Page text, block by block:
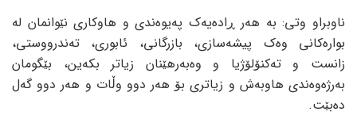
ناوبراو وتی: بە هەر ڕادەیەک پەیوەندی و هاوکاری نێوانمان لە
بوارەکانی وەک پیشەسازی، بازرگانی، ئابوری، تەندرووستی،
زانست و تەکنۆلۆژیا و وەبەرهێنان زیاتر بکەین، بێگومان
بەرژەوەندی هاوبەش و زیاتری بۆ هەر دوو وڵات و هەر دوو گەل
دەبێت.